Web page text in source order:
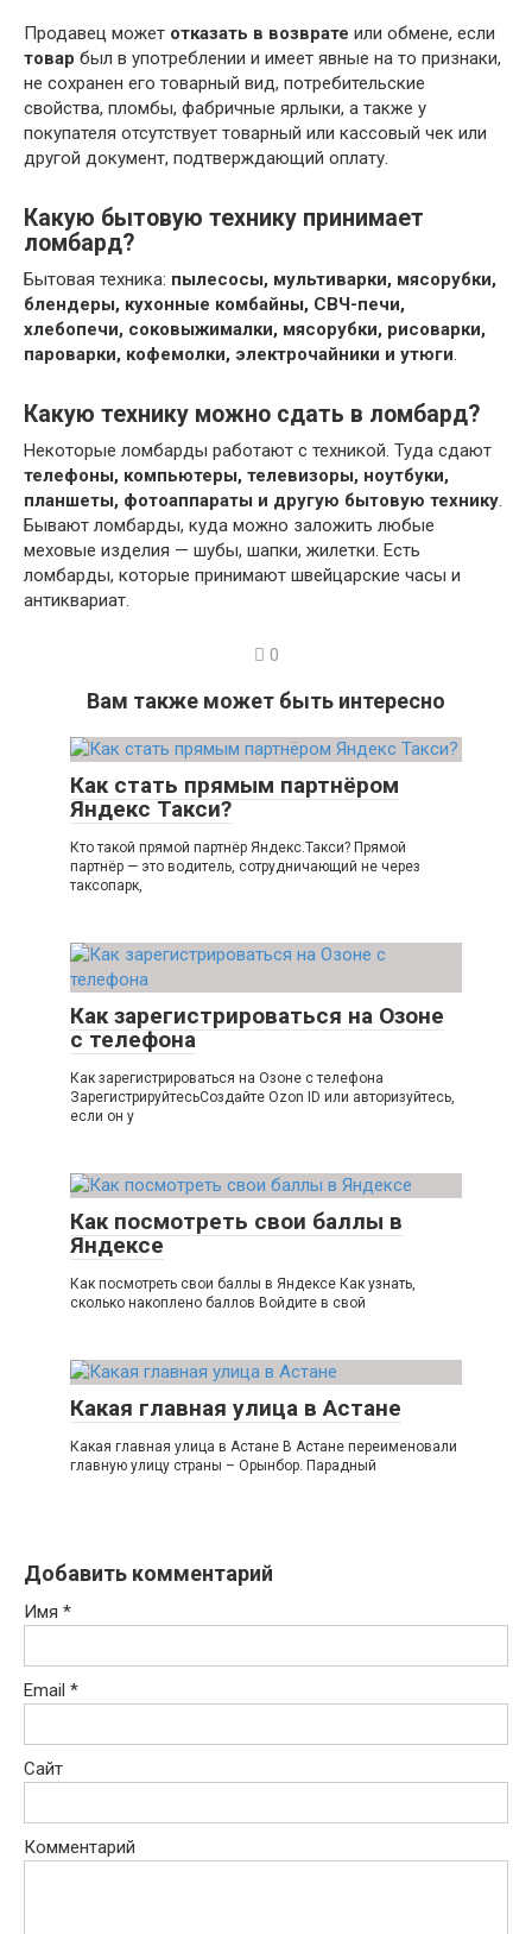
Продавец может отказать в возврате или обмене, если
товар был в употреблении и имеет явные на то признаки,
не сохранен его товарный вид, потребительские
свойства, пломбы, фабричные ярлыки, а также у
покупателя отсутствует товарный или кассовый чек или
другой документ, подтверждающий оплату.
Какую бытовую технику принимает
ломбард?
Бытовая техника: пылесосы, мультиварки, мясорубки,
блендеры, кухонные комбайны, СВЧ-печи,
хлебопечи, соковыжималки, мясорубки, рисоварки,
пароварки, кофемолки, электрочайники и утюги
Какую технику можно сдать в ломбард?
Некоторые ломбарды работают с техникой. Туда сдают
телефоны, компьютеры, телевизоры, ноутбуки,
планшеты, фотоаппараты и другую бытовую технику
Бывают ломбарды, куда можно заложить любые
меховые изделия — шубы, шапки, жилетки. Есть
ломбарды, которые принимают швейцарские часы и
антиквариат.
0
Вам также может быть интересно
Как стать прямым партнёром
Яндекс Такси?
Кто такой прямой партнёр Яндекс.Такси? Прямой
партнёр — это водитель, сотрудничающий не через
таксопарк,
Как зарегистрироваться на Озоне
с телефона
Как зарегистрироваться на Озоне с телефона
ЗарегистрируйтесьСоздайте Ozon ID или авторизуйтесь,
если он у
Как посмотреть свои баллы в
Яндексе
Как посмотреть свои баллы в Яндексе Как узнать,
сколько накоплено баллов Войдите в свой
Какая главная улица в Астане
Какая главная улица в Астане В Астане переименовали
главную улицу страны – Орынбор. Парадный
Добавить комментарий
Имя *
Email *
Сайт
Комментарий